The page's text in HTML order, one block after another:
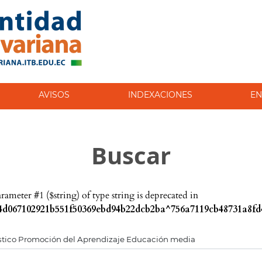
AVISOS INDEXACIONES
Buscar
#1 ($string) of type string is deprecated in